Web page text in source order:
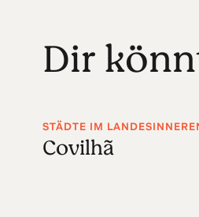
Dir
STÄDTE IM
Covilhã